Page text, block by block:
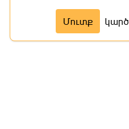
Մուտք